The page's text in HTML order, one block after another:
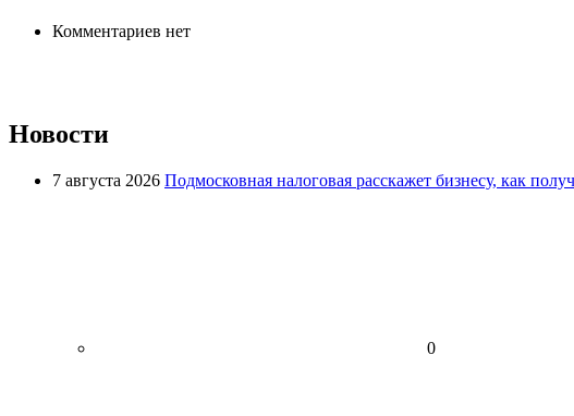
Комментариев нет
Новости
7 августа 2026 Подмосковная налоговая расскажет бизнесу, как
0